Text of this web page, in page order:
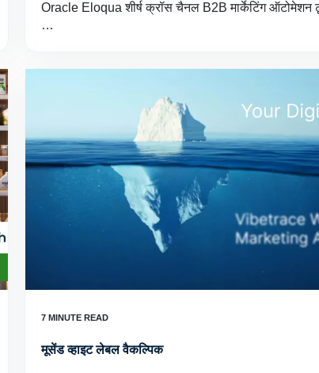
Oracle Eloqua शीर्ष क्रॉस चैनल B2B मार्केटिंग
…
मूसेंड व्हाइट लेबल वैकल्पिक